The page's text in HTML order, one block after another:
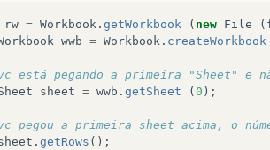
rw = Workbook . getWorkbook ( new File (
wwb = Workbook . createWorkbook
está pegando a primeira "Sheet" e
sheet = wwb . getSheet ( 0 );
pegou a primeira sheet acima, o
. getRows ();